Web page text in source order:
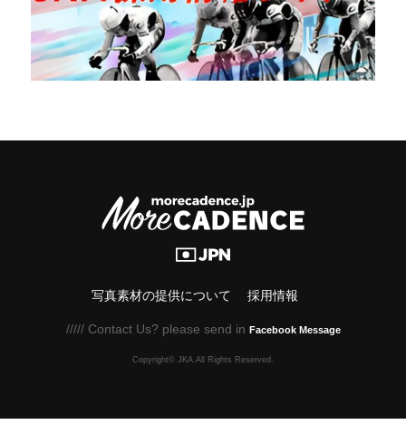
写真素材の提供について 採用情報
///// Contact Us? please send in Facebook Message
Copyright© JKA.All Rights Reserved.